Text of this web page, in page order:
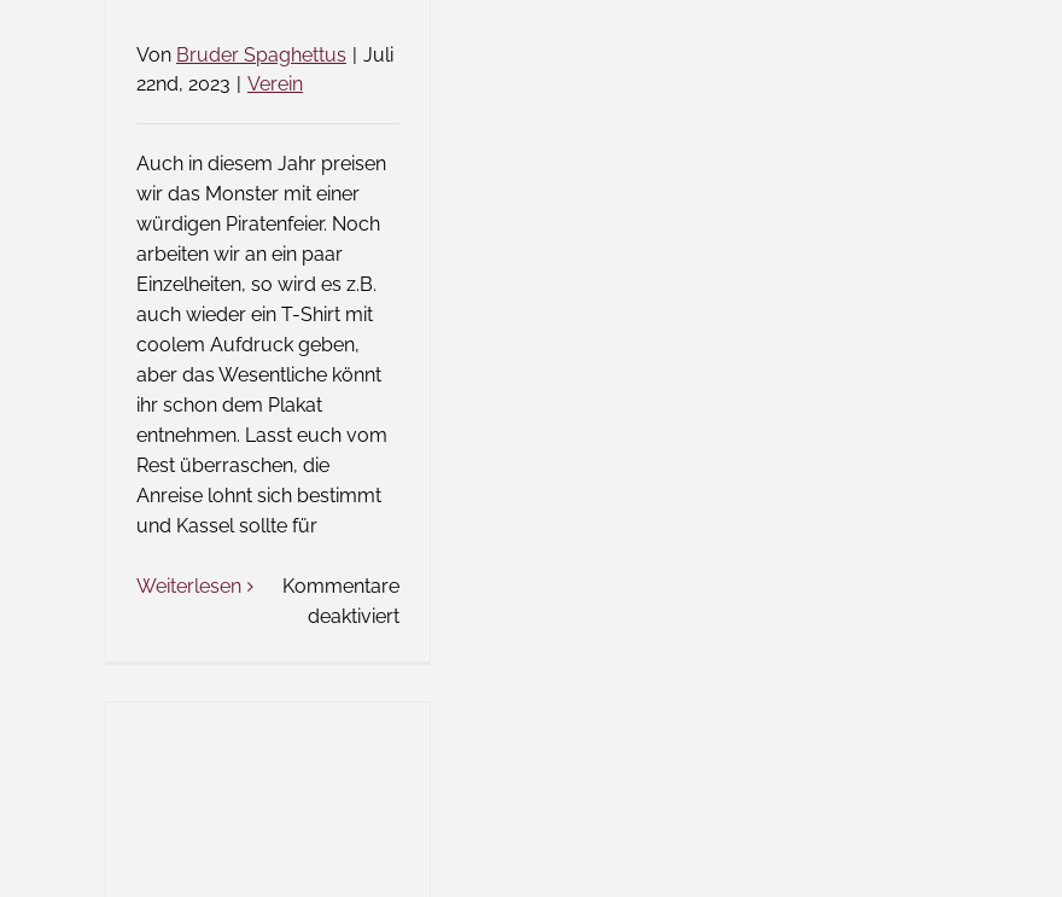
Von Bruder Spaghettus | Juli
22nd, 2023 | Verein
Auch in diesem Jahr preisen
wir das Monster mit einer
würdigen Piratenfeier. Noch
arbeiten wir an ein paar
Einzelheiten, so wird es z.B.
auch wieder ein T-Shirt mit
coolem Aufdruck geben,
aber das Wesentliche könnt
ihr schon dem Plakat
entnehmen. Lasst euch vom
Rest überraschen, die
Anreise lohnt sich bestimmt
und Kassel sollte für
Weiterlesen
Kommentare
deaktiviertfür